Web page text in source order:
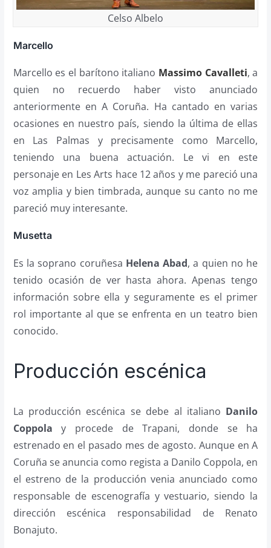
Celso Albelo
Marcello
Marcello es el barítono italiano Massimo Cavalleti, a
quien no recuerdo haber visto anunciado
anteriormente en A Coruña. Ha cantado en varias
ocasiones en nuestro país, siendo la última de ellas
en Las Palmas y precisamente como Marcello,
teniendo una buena actuación. Le vi en este
personaje en Les Arts hace 12 años y me pareció una
voz amplia y bien timbrada, aunque su canto no me
pareció muy interesante.
Musetta
Es la soprano coruñesa Helena Abad, a quien no he
tenido ocasión de ver hasta ahora. Apenas tengo
información sobre ella y seguramente es el primer
rol importante al que se enfrenta en un teatro bien
conocido.
Producción escénica
La producción escénica se debe al italiano Danilo
Coppola y procede de Trapani, donde se ha
estrenado en el pasado mes de agosto. Aunque en A
Coruña se anuncia como regista a Danilo Coppola, en
el estreno de la producción venia anunciado como
responsable de escenografía y vestuario, siendo la
dirección escénica responsabilidad de Renato
Bonajuto.